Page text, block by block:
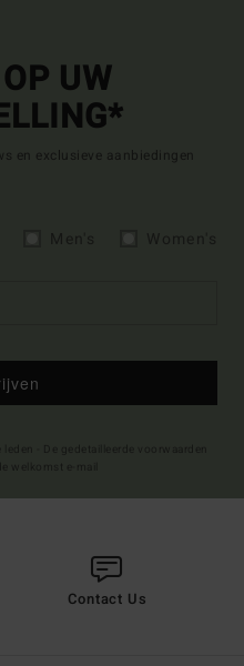
UW
en exclusieve aanbiedingen
Contact Us